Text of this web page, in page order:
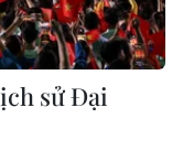
sử Đại